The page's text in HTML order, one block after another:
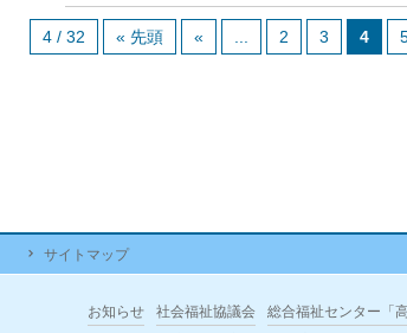
4 / 32 « 先頭 « 2 3 4
サイトマップ
お知らせ 社会福祉協議会 総合福祉センター「高